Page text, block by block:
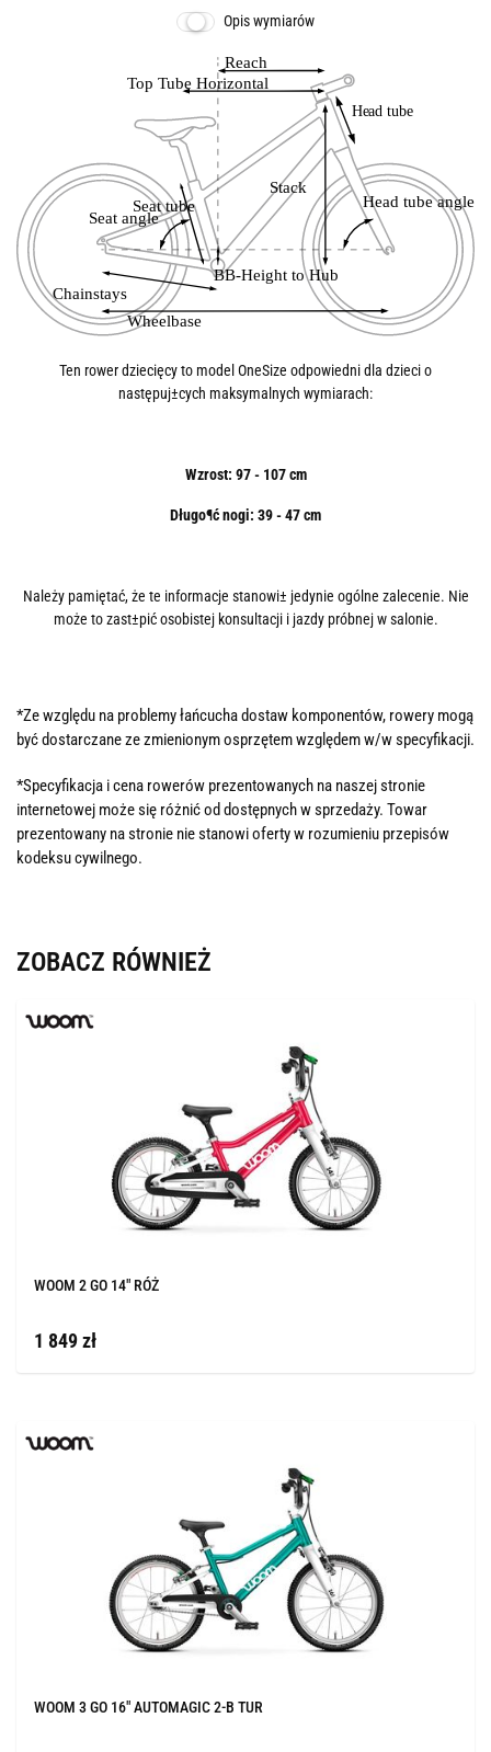
Opis wymiarów
Ten rower dziecięcy to model OneSize odpowiedni dla dzieci o
następuj±cych maksymalnych wymiarach:
Wzrost: 97 - 107 cm
Długo¶ć nogi: 39 - 47 cm
Należy pamiętać, że te informacje stanowi± jedynie ogólne zalecenie. Nie
może to zast±pić osobistej konsultacji i jazdy próbnej w salonie.
*Ze względu na problemy łańcucha dostaw komponentów, rowery mogą
być dostarczane ze zmienionym osprzętem względem w/w specyfikacji.
*Specyfikacja i cena rowerów prezentowanych na naszej stronie
internetowej może się różnić od dostępnych w sprzedaży. Towar
prezentowany na stronie nie stanowi oferty w rozumieniu przepisów
kodeksu cywilnego.
ZOBACZ RÓWNIEŻ
WOOM 2 GO 14" RÓŻ
1 849 zł
WOOM 3 GO 16" AUTOMAGIC 2-B TUR